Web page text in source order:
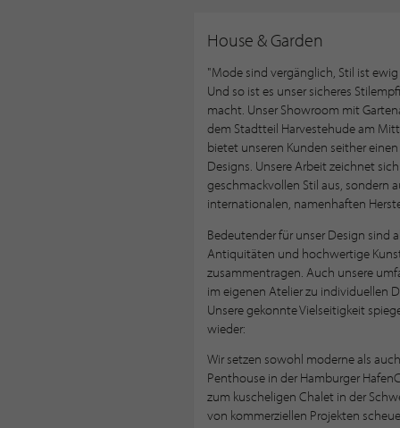
House & Garden
"Mode sind vergänglich, Stil ist
Und so ist es unser sicheres
macht. Unser Showroom mit
dem Stadtteil Harvestehude am
bietet unseren Kunden seither
Designs. Unsere Arbeit zeichnet
geschmackvollen Stil aus, sondern
internationalen, namenhaften
Bedeutender für unser Design sind
Antiquitäten und hochwertige
zusammentragen. Auch unsere
im eigenen Atelier zu individuellen
Unsere gekonnte Vielseitigkeit
wieder:
Wir setzen sowohl moderne als
Penthouse in der Hamburger
zum kuscheligen Chalet in der
von kommerziellen Projekten